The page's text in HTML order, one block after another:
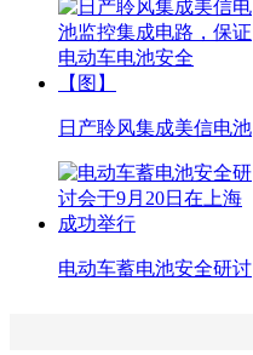
日产聆风集成美信电池
电动车蓄电池安全研讨